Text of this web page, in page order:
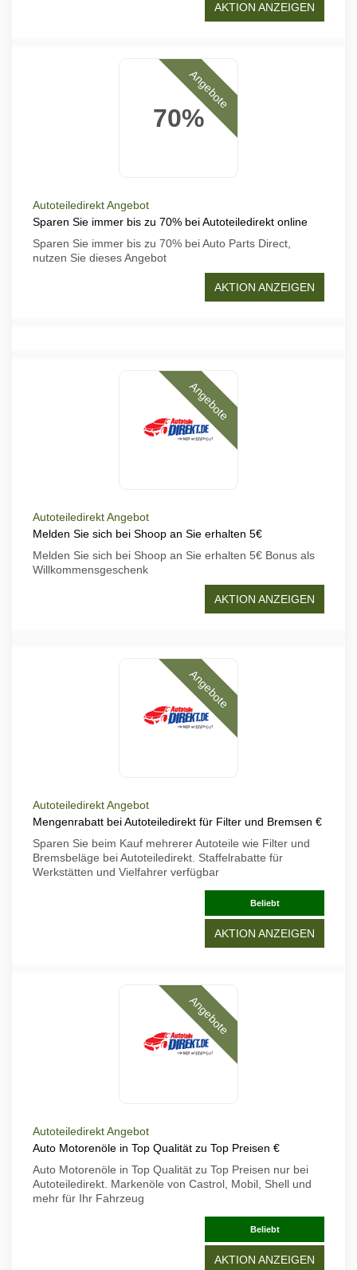
AKTION ANZEIGEN
70%
Angebote
Autoteiledirekt Angebot
Sparen Sie immer bis zu 70% bei Autoteiledirekt online
Sparen Sie immer bis zu 70% bei Auto Parts Direct,
nutzen Sie dieses Angebot
AKTION ANZEIGEN
Angebote
Autoteiledirekt Angebot
Melden Sie sich bei Shoop an Sie erhalten 5€
Melden Sie sich bei Shoop an Sie erhalten 5€ Bonus als
Willkommensgeschenk
AKTION ANZEIGEN
Angebote
Autoteiledirekt Angebot
Mengenrabatt bei Autoteiledirekt für Filter und Bremsen €
Sparen Sie beim Kauf mehrerer Autoteile wie Filter und
Bremsbeläge bei Autoteiledirekt. Staffelrabatte für
Werkstätten und Vielfahrer verfügbar
Beliebt
AKTION ANZEIGEN
Angebote
Autoteiledirekt Angebot
Auto Motorenöle in Top Qualität zu Top Preisen €
Auto Motorenöle in Top Qualität zu Top Preisen nur bei
Autoteiledirekt. Markenöle von Castrol, Mobil, Shell und
mehr für Ihr Fahrzeug
Beliebt
AKTION ANZEIGEN